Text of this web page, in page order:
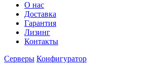
О нас
Доставка
Гарантия
Лизинг
Контакты
Серверы Конфигуратор